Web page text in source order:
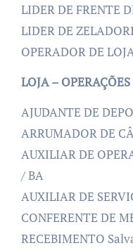
LIDER DE FRENTE
LIDER DE
OPERADOR DE
LOJA – OPERAÇÕES
AJUDANTE DE
ARRUMADOR DE
AUXILIAR DE
/ BA
AUXILIAR DE
CONFERENTE DE
RECEBIMENTO